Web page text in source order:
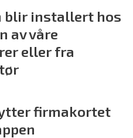
blir installert hos
av våre
eller fra
firmakortet